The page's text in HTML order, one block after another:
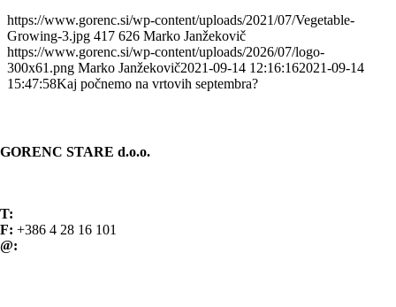
https://www.gorenc.si/wp-content/uploads/2021/07/Vegetable-
Growing-3.jpg 417 626 Marko Janžekovič
https://www.gorenc.si/wp-content/uploads/2026/07/logo-
300x61.png Marko Janžekovič2021-09-14 12:16:162021-09-14
15:47:58Kaj počnemo na vrtovih septembra?
GORENC STARE d.o.o.
T:
F: +386 4 28 16 101
@: